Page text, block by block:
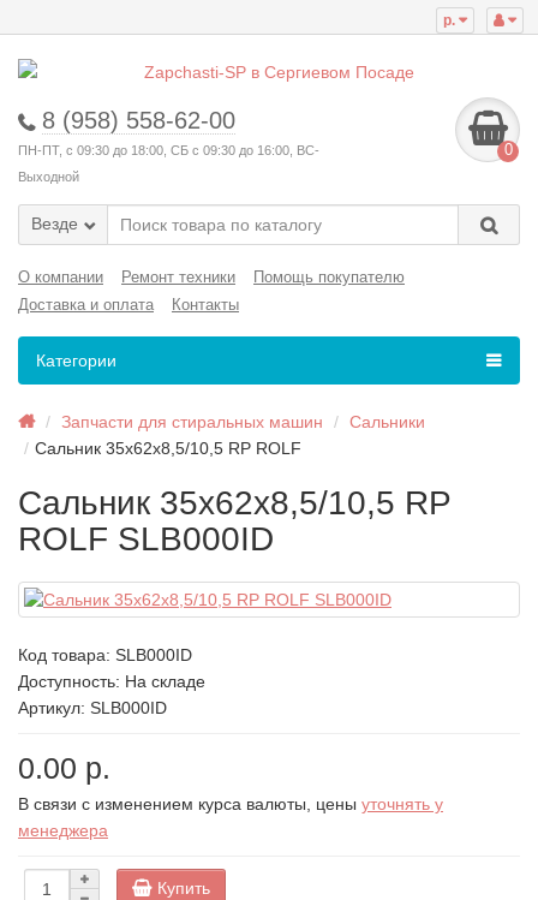
р.
8 (958) 558-62-00
ПН-ПТ, с 09:30 до 18:00, СБ с 09:30 до 16:00, ВС-
Выходной
0
Везде
О компании Ремонт техники
Помощь покупателю
Доставка и оплата
Контакты
Категории
Запчасти для стиральных машин
Сальники
Сальник 35x62x8,5/10,5 RP ROLF
Сальник 35x62x8,5/10,5 RP
ROLF SLB000ID
Код товара: SLB000ID
Доступность: На складе
Артикул: SLB000ID
0.00 р.
В связи с изменением курса валюты, цены уточнять у
менеджера
Купить